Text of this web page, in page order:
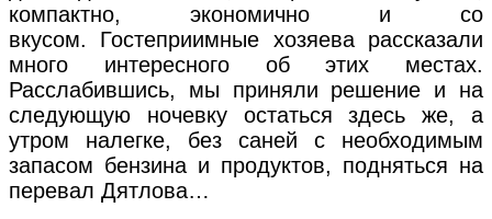
компактно, экономично и со
вкусом. Гостеприимные хозяева рассказали
много интересного об этих местах.
Расслабившись, мы приняли решение и на
следующую ночевку остаться здесь же, а
утром налегке, без саней с необходимым
запасом бензина и продуктов, подняться на
перевал Дятлова…